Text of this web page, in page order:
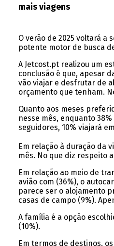
mais viagens
O verão de 2025 voltará
potente motor de busca
A Jetcost.pt realizou um
conclusão é que, apesar
vão viajar e desfrutar de
orçamento que tenham.
Quanto aos meses
nesse mês, enquanto
seguidores, 10% viajará
Em relação à duração da
mês. No que diz respeito
Em relação ao meio de
avião com (36%), o
parece ser o alojamento
casas de campo (9%).
A família é a opção
(10%).
Em termos de destinos,